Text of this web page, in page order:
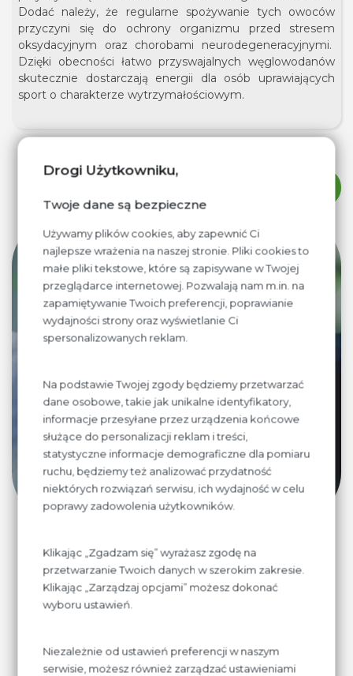
Drogi Użytkowniku,
Twoje dane są bezpieczne
Używamy plików cookies, aby zapewnić Ci
najlepsze wrażenia na naszej stronie. Pliki cookies to
małe pliki tekstowe, które są zapisywane w Twojej
przeglądarce internetowej. Pozwalają nam m.in. na
zapamiętywanie Twoich preferencji, poprawianie
wydajności strony oraz wyświetlanie Ci
spersonalizowanych reklam.
Na podstawie Twojej zgody będziemy przetwarzać
dane osobowe, takie jak unikalne identyfikatory,
informacje przesyłane przez urządzenia końcowe
służące do personalizacji reklam i treści,
statystyczne informacje demograficzne dla pomiaru
ruchu, będziemy też analizować przydatność
niektórych rozwiązań serwisu, ich wydajność w celu
poprawy zadowolenia użytkowników.
Klikając „Zgadzam się” wyrażasz zgodę na
przetwarzanie Twoich danych w szerokim zakresie.
Klikając „Zarządzaj opcjami” możesz dokonać
wyboru ustawień.
Niezależnie od ustawień preferencji w naszym
serwisie, możesz również zarządzać ustawieniami
Dodać należy, że regularne spożywanie tych owoców
przyczyni się do ochrony organizmu przed stresem
oksydacyjnym oraz chorobami neurodegeneracyjnymi.
Dzięki obecności łatwo przyswajalnych węglowodanów
skutecznie dostarczają energii dla osób uprawiających
sport o charakterze wytrzymałościowym.
Współpraca
Jeżeli prowadzisz sklep lub hurotwnię i chciałbyś
ofercie, napisz
lub zadzwoń. Naszym stałym kontrahentom
oferujemy najniższe ceny oraz elastyczne
warunki współpracy.
SPRAWDŹ OFERTĘ WSPÓŁPRACY